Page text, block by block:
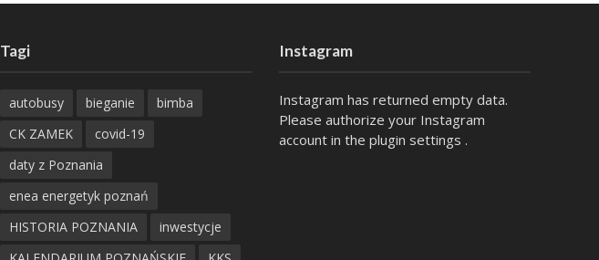
Tagi
autobusy bieganie
bimba
CK ZAMEK
covid-19
daty z Poznania
enea energetyk poznań
HISTORIA POZNANIA
inwestycje
Instagram
Instagram has returned empty data.
Please authorize your Instagram
account in the plugin settings .